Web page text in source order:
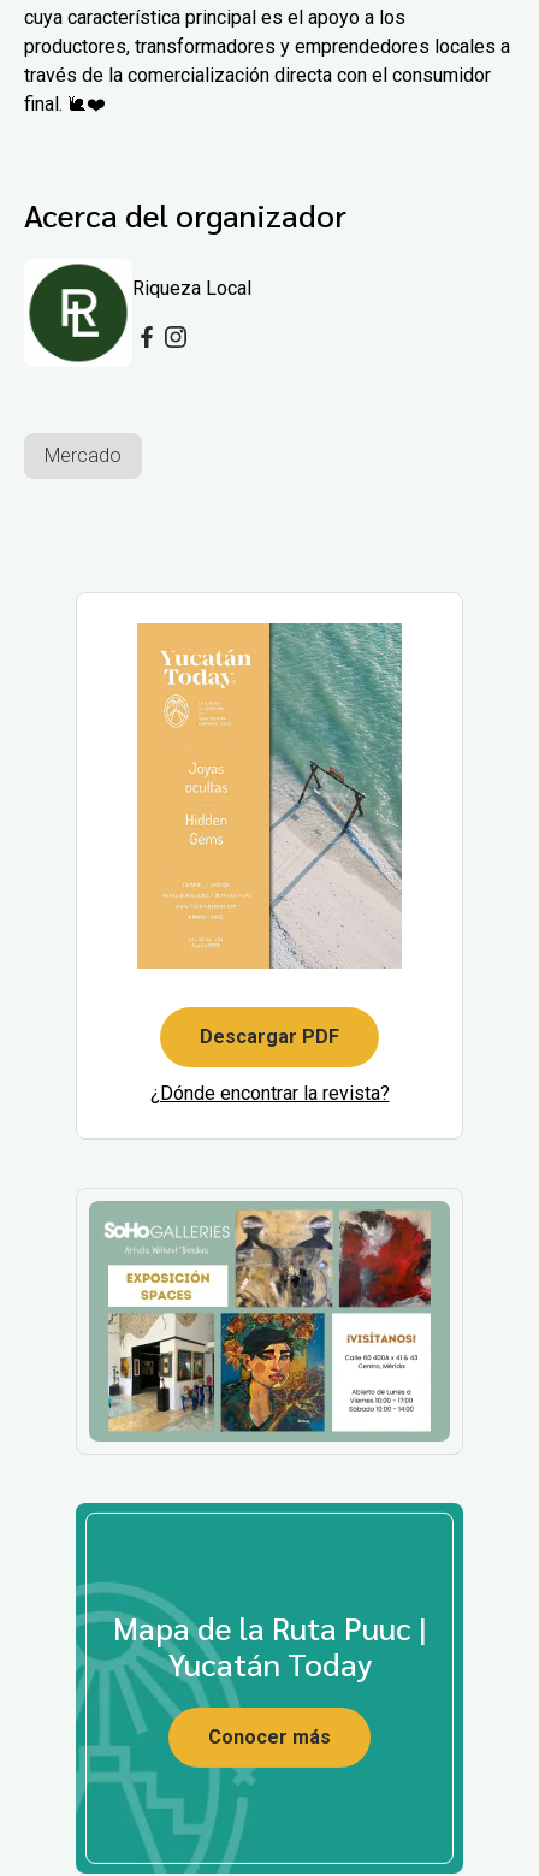
cuya característica principal es el apoyo a los
productores, transformadores y emprendedores locales a
través de la comercialización directa con el consumidor
final. 🐌❤️
Acerca del organizador
Riqueza Local
Mercado
Descargar PDF
¿Dónde encontrar la revista?
Mapa de la Ruta Puuc |
Yucatán Today
Conocer más